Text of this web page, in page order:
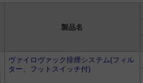
製品名
ヴァイロヴァック排煙システム(フィル
ター、フットスイッチ付)